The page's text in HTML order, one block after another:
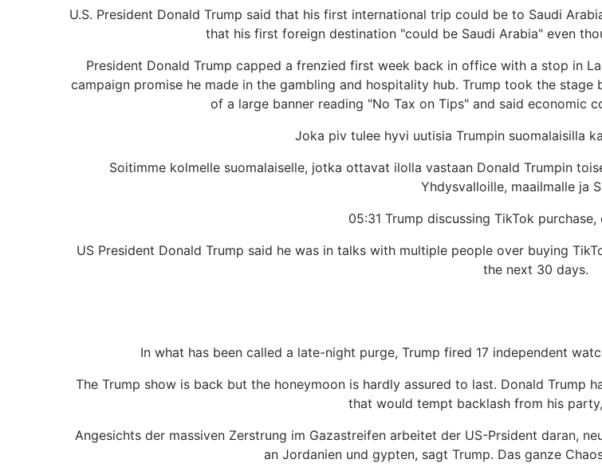
U.S. President Donald Trump said that his first international trip could be to Saudi
that his first foreign destination "could be Saudi Arabia" even
President Donald Trump capped a frenzied first week back in office with a stop in
campaign promise he made in the gambling and hospitality hub. Trump took the
of a large banner reading "No Tax on Tips" and said economic
Joka piv tulee hyvi uutisia Trumpin suomalaisilla
Soitimme kolmelle suomalaiselle, jotka ottavat ilolla vastaan Donald Trumpin
Yhdysvalloille, maailmalle ja
05:31 Trump discussing TikTok
US President Donald Trump said he was in talks with multiple people over buying
the next 30 days.
In what has been called a late-night purge, Trump fired 17 independent
The Trump show is back but the honeymoon is hardly assured to last. Donald
that would tempt backlash from his
Angesichts der massiven Zerstrung im Gazastreifen arbeitet der US-Prsident daran,
an Jordanien und gypten, sagt Trump. Das ganze